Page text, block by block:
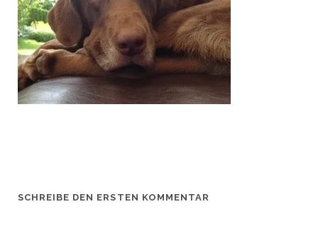
SCHREIBE DEN ERSTEN KOMMENTAR